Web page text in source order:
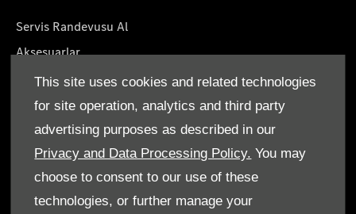
This site uses cookies and related technologies
for site operation, analytics and third party
advertising purposes as described in our
Privacy and Data Processing Policy. You may
choose to consent to our use of these
technologies, or further manage your
Servis Randevusu Al
Aksesuarlar
Yaşam Tarzın Koleksiyonları
Yol Yardımı
Servis Paketleri
Orjinal Parçalar